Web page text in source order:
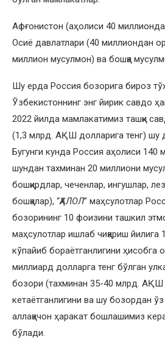
Афғонистон (аҳолиси 40
Осиё давлатлари (40 миллиондан
миллион мусулмон) ва бошқа
Шу ерда Россия бозорига бироз
Ўзбекистоннинг энг йирик савдо
2022 йилда мамлакатимиз ташқи
(1,3 млрд. АҚШ долларига тенг) шу
Бугунги кунда Россия аҳолиси 140
шундан тахминан 20 миллиони
бошқирдлар, чеченлар, ингушлар,
бошқалар), “ҲАЛОЛ” маҳсулотлар
бозорининг 10 фоизини ташкил
маҳсулотлар ишлаб чиқариш
кўпайиб бораётганлигини ҳисобга
миллиард долларга тенг бўлган
бозори (тахминан 35-40 млрд. АҚШ
кетаётганлигини ва шу бозордан
аллақачон ҳаракат бошлашимиз
бўлади.